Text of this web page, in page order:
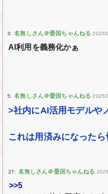
3: 2025/
AI利用を義務化かぁ
5: 2025/
>社内にAI活用モデルや
これは用済みになった
27:
>>5